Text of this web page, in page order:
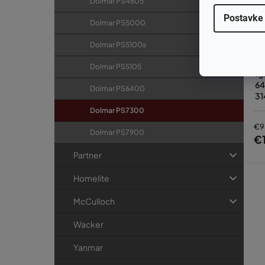
Postavke
Dolmar PS5000
Dolmar PS5100s
Dolmar PS5105
Dolmar PS6400
Dolmar PS7300
Dolmar PS7900
Partner
Homelite
McCulloch
Wacker
Yanmar